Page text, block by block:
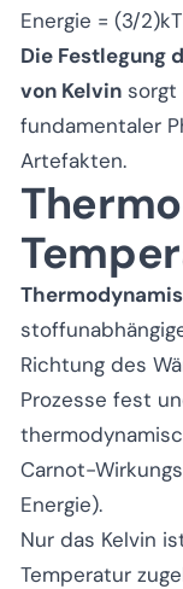
Energie = (3/2)kT
Die Festlegung
von Kelvin sorgt
fundamentaler
Artefakten.
Richtung des
Prozesse fest
Carnot-
Energie).
Nur das Kelvin
Temperatur